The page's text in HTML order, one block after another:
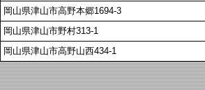
岡山県津山市高野本郷1694-3
岡山県津山市野村313-1
岡山県津山市高野山西434-1